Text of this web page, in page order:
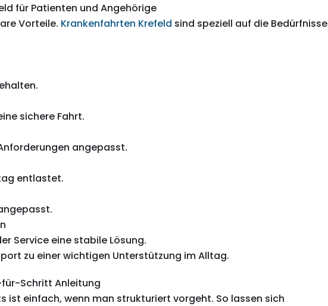
für Patienten und Angehörige
Vorteile. Krankenfahrten Krefeld sind speziell auf die Bedürfnisse
sichere Fahrt.
angepasst.
entlastet.
Service eine stabile Lösung.
zu einer wichtigen Unterstützung im Alltag.
Schritt Anleitung
ist einfach, wenn man strukturiert vorgeht. So lassen sich